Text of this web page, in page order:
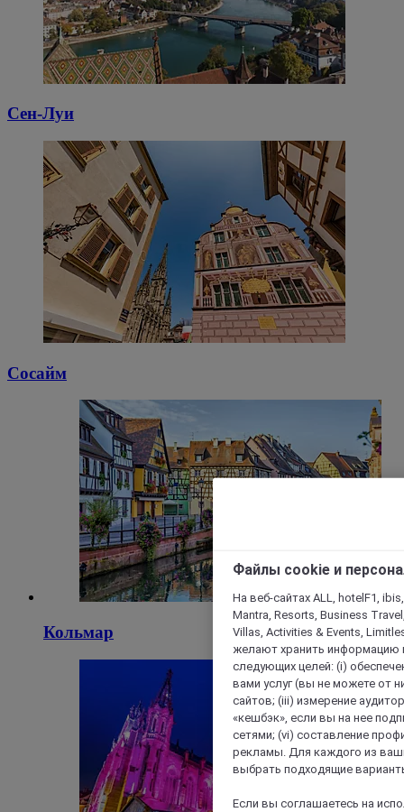
Сен-Луи
Сосайм
Кольмар
Файлы cookie и
На веб-сайтах ALL, hotelF1,
Mantra, Resorts, Business
Villas, Activities & Events,
желают хранить информацию
следующих целей: (i)
вами услуг (вы не можете от
сайтов; (iii) измерение
«кешбэк», если вы на нее
сетями; (vi) составление
рекламы. Для каждого из
выбрать подходящие
Если вы соглашаетесь на